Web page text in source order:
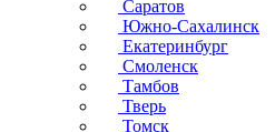
Саратов
Южно-Сахалинск
Екатеринбург
Смоленск
Тамбов
Тверь
Томск